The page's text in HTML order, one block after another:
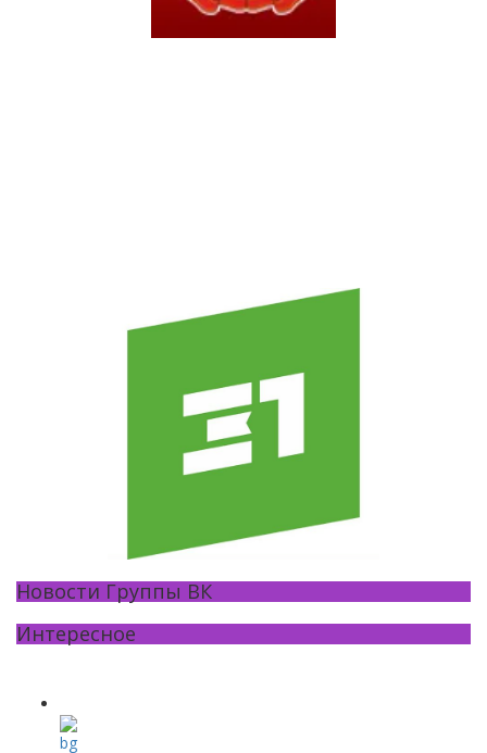
Новости Группы ВК
Интересное